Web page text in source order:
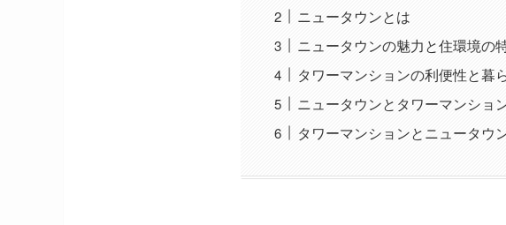
ニュータウンとは
ニュータウンの魅力と住環境の
タワーマンションの利便性と暮
ニュータウンとタワーマンショ
タワーマンションとニュータウ